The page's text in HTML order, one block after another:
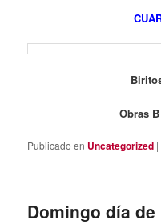
Obras
Publicado en Uncategorized |
Domingo día